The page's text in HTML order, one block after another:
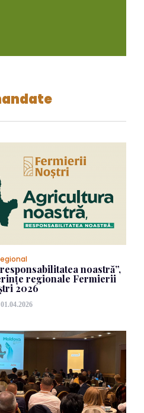
noastră”,
regionale Fermierii
2026
01.04.2026